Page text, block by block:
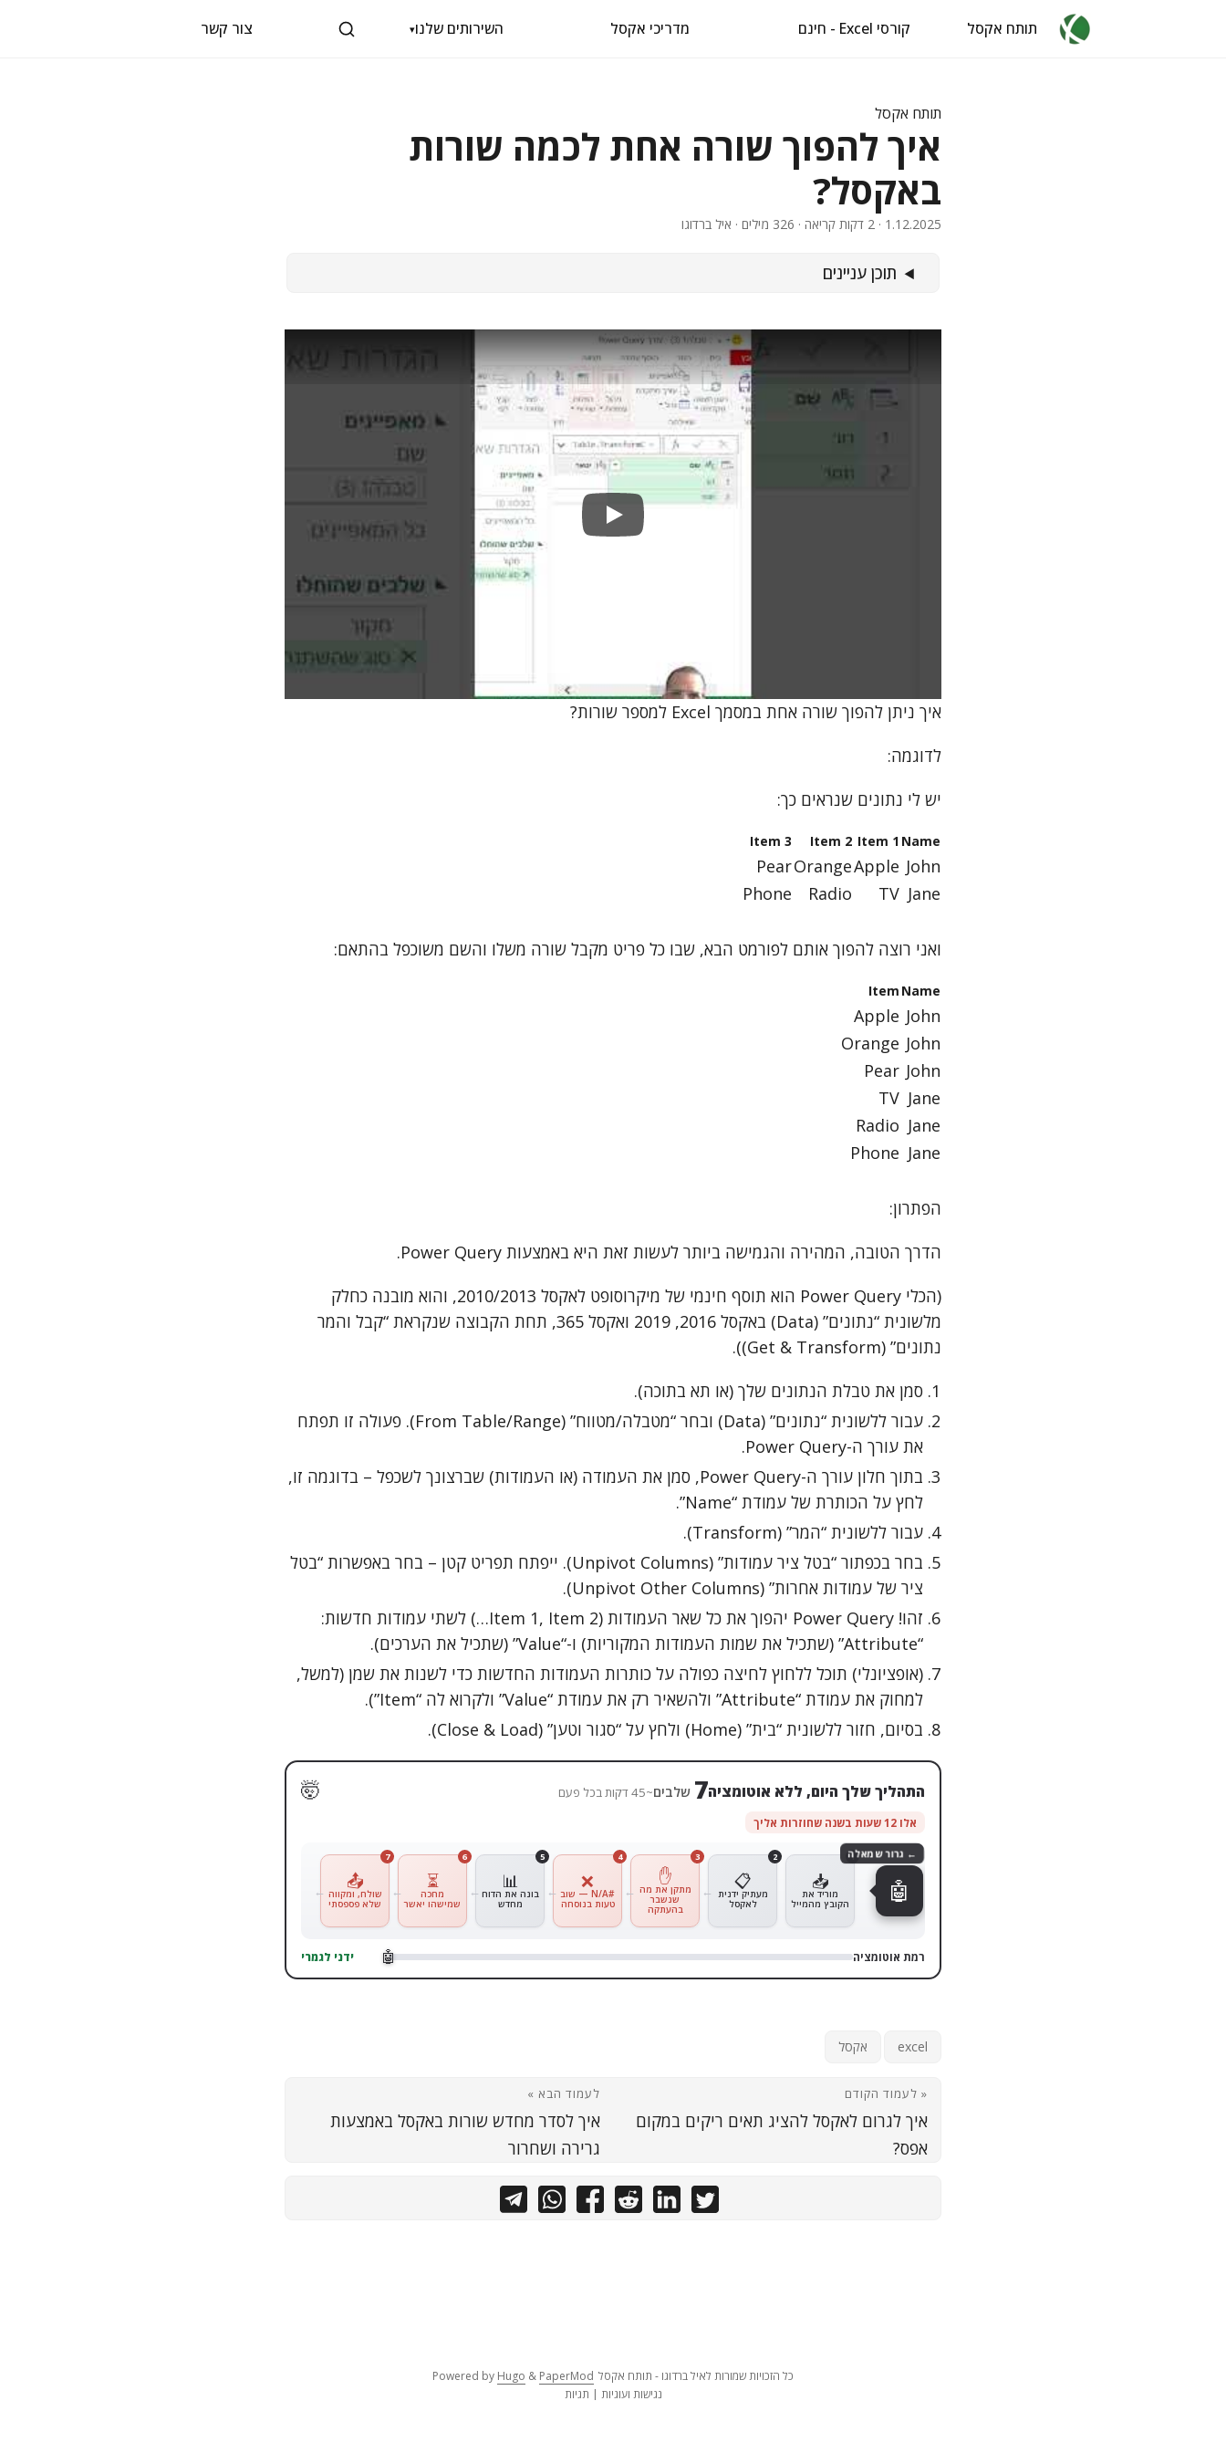
תותח אקסל קורסי Excel - חינם מדריכי אקסל השירותים שלנו▾ צור קשר
תותח אקסל
איך להפוך שורה אחת לכמה שורות
באקסל?
1.12.2025 · 2 דקות קריאה · 326 מילים · איל ברדוגו
תוכן עניינים
Play
איך ניתן להפוך שורה אחת במסמך Excel למספר שורות?
לדוגמה:
יש לי נתונים שנראים כך:
Name
Item 1
Item 2
Item 3
John
Apple
Orange
Pear
Jane
TV
Radio
Phone
ואני רוצה להפוך אותם לפורמט הבא, שבו כל פריט מקבל שורה משלו והשם משוכפל בהתאם:
Name
Item
John
Apple
John
Orange
John
Pear
Jane
TV
Jane
Radio
Jane
Phone
הפתרון:
הדרך הטובה, המהירה והגמישה ביותר לעשות זאת היא באמצעות Power Query.
(הכלי Power Query הוא תוסף חינמי של מיקרוסופט לאקסל 2010/2013, והוא מובנה כחלק
מלשונית “נתונים” (Data) באקסל 2016, 2019 ואקסל 365, תחת הקבוצה שנקראת “קבל והמר
נתונים” (Get & Transform)).
סמן את טבלת הנתונים שלך (או תא בתוכה).
עבור ללשונית “נתונים” (Data) ובחר “מטבלה/מטווח” (From Table/Range). פעולה זו תפתח
את עורך ה-Power Query.
בתוך חלון עורך ה-Power Query, סמן את העמודה (או העמודות) שברצונך לשכפל – בדוגמה זו,
לחץ על הכותרת של עמודת “Name”.
עבור ללשונית “המר” (Transform).
בחר בכפתור “בטל ציר עמודות” (Unpivot Columns). ייפתח תפריט קטן – בחר באפשרות “בטל
ציר של עמודות אחרות” (Unpivot Other Columns).
זהו! Power Query יהפוך את כל שאר העמודות (Item 1, Item 2…) לשתי עמודות חדשות:
“Attribute” (שתכיל את שמות העמודות המקוריות) ו-“Value” (שתכיל את הערכים).
(אופציונלי) תוכל ללחוץ לחיצה כפולה על כותרות העמודות החדשות כדי לשנות את שמן (למשל,
למחוק את עמודת “Attribute” ולהשאיר רק את עמודת “Value” ולקרוא לה “Item”).
בסיום, חזור ללשונית “בית” (Home) ולחץ על “סגור וטען” (Close & Load).
התהליך שלך היום, ללא אוטומציה6 שלבים~39 דקות בכל פעם 🤯
אלו 12 שעות בשנה שחוזרות אליך
7
📤
שולח, ומקווה
שלא פספסתי
6
⏳
מחכה
שמישהו יאשר
5
📊
בונה את הדוח
מחדש
4
❌
#N/A — שוב
טעות בנוסחה
3
✋
מתקן את מה
שנשבר
בהעתקה
2
📋
מעתיק ידנית
לאקסל
← גרור שמאלה
🤖
רמת אוטומציה 🤖 ידני לגמרי
excel אקסל
« לעמוד הקודם
איך לגרום לאקסל להציג תאים ריקים במקום
אפס?
לעמוד הבא »
איך לסדר מחדש שורות באקסל באמצעות
גרירה ושחרור
כל הזכויות שמורות לאיל ברדוגו - תותח אקסל Powered by Hugo & PaperMod
נגישות ועוגיות | תגיות